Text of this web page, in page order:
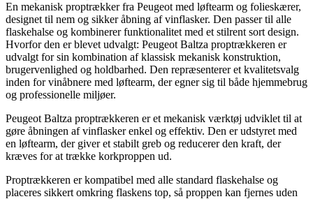
En mekanisk proptrækker fra Peugeot med løftearm og folieskærer,
designet til nem og sikker åbning af vinflasker. Den passer til alle
flaskehalse og kombinerer funktionalitet med et stilrent sort design.
Hvorfor den er blevet udvalgt: Peugeot Baltza proptrækkeren er
udvalgt for sin kombination af klassisk mekanisk konstruktion,
brugervenlighed og holdbarhed. Den repræsenterer et kvalitetsvalg
inden for vinåbnere med løftearm, der egner sig til både hjemmebrug
og professionelle miljøer.
Peugeot Baltza proptrækkeren er et mekanisk værktøj udviklet til at
gøre åbningen af vinflasker enkel og effektiv. Den er udstyret med
en løftearm, der giver et stabilt greb og reducerer den kraft, der
kræves for at trække korkproppen ud.
Proptrækkeren er kompatibel med alle standard flaskehalse og
placeres sikkert omkring flaskens top, så proppen kan fjernes uden